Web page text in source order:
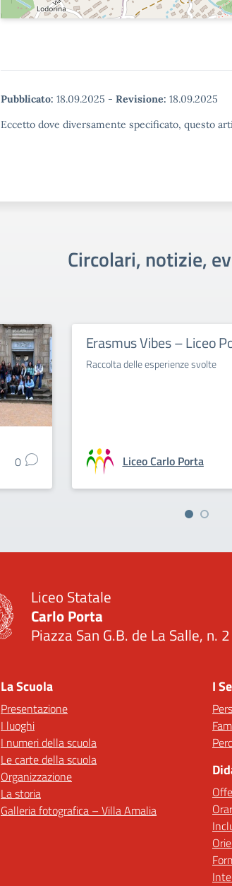
Pubblicato: 18.09.2025 - Revisione: 18.09.2025
Eccetto dove diversamente specificato, questo
Circolari, notizie,
0
Erasmus Vibes – Liceo
Raccolta delle esperienze svolte
Liceo Carlo Porta
Liceo Statale
Carlo Porta
Piazza San G.B. de La Salle, n.
La Scuola
Presentazione
I luoghi
I numeri della scuola
Le carte della scuola
Organizzazione
La storia
Galleria fotografica – Villa Amalia
I